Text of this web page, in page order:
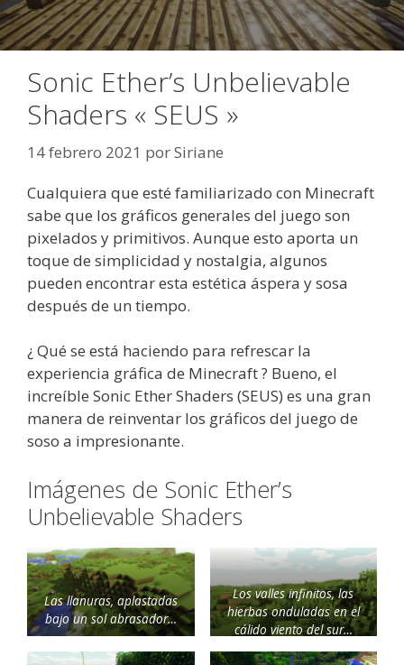
Sonic Ether’s Unbelievable
Shaders « SEUS »
14 febrero 2021 porSiriane
Cualquiera que esté familiarizado con Minecraft
sabe que los gráficos generales del juego son
pixelados y primitivos. Aunque esto aporta un
toque de simplicidad y nostalgia, algunos
pueden encontrar esta estética áspera y sosa
después de un tiempo.
¿ Qué se está haciendo para refrescar la
experiencia gráfica de Minecraft ? Bueno, el
increíble Sonic Ether Shaders (SEUS) es una gran
manera de reinventar los gráficos del juego de
soso a impresionante.
Imágenes de Sonic Ether’s
Unbelievable Shaders
Las llanuras, aplastadas
bajo un sol abrasador…
Los valles infinitos, las
hierbas onduladas en el
cálido viento del sur…